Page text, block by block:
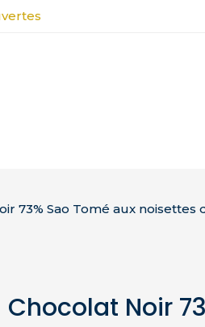
73% Sao Tomé aux noisettes
Chocolat Noir